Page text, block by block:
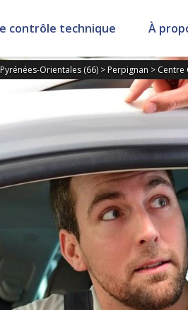
contrôle technique À
Pyrénées-Orientales (66) > Perpignan > Centre